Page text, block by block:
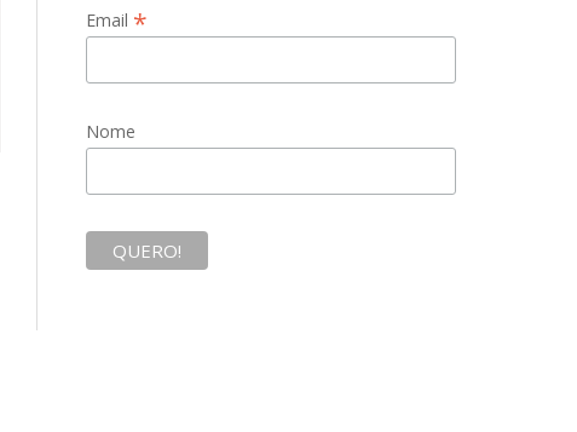
Email *
Nome